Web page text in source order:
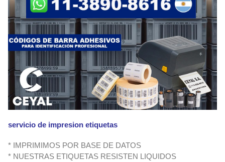
servicio de impresion etiquetas
* IMPRIMIMOS POR BASE DE DATOS
* NUESTRAS ETIQUETAS RESISTEN LIQUIDOS